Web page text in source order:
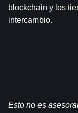
blockchain y los
intercambio.
Esto no es